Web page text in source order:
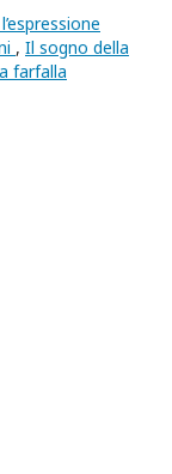
, Il sogno della
farfalla